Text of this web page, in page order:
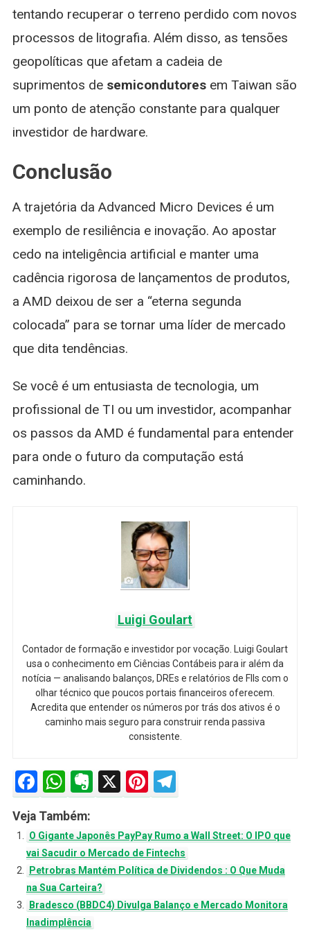
tentando recuperar o terreno perdido com novos
processos de litografia. Além disso, as tensões
geopolíticas que afetam a cadeia de
suprimentos de semicondutoresem Taiwan são
um ponto de atenção constante para qualquer
investidor de hardware.
Conclusão
A trajetória da Advanced Micro Devices é um
exemplo de resiliência e inovação. Ao apostar
cedo na inteligência artificial e manter uma
cadência rigorosa de lançamentos de produtos,
a AMD deixou de ser a “eterna segunda
colocada” para se tornar uma líder de mercado
que dita tendências.
Se você é um entusiasta de tecnologia, um
profissional de TI ou um investidor, acompanhar
os passos da AMD é fundamental para entender
para onde o futuro da computação está
caminhando.
Luigi Goulart
Contador de formação e investidor por vocação. Luigi Goulart
usa o conhecimento em Ciências Contábeis para ir além da
notícia — analisando balanços, DREs e relatórios de FIIs com o
olhar técnico que poucos portais financeiros oferecem.
Acredita que entender os números por trás dos ativos é o
caminho mais seguro para construir renda passiva
consistente.
Facebook
WhatsApp
Evernote
X Pinterest
Telegram
Veja Também:
O Gigante Japonês PayPay Rumo a Wall Street: O IPO que
vai Sacudir o Mercado de Fintechs
Petrobras Mantém Política de Dividendos : O Que Muda
na Sua Carteira?
Bradesco (BBDC4) Divulga Balanço e Mercado Monitora
Inadimplência